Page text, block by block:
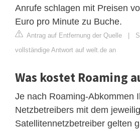
Anrufe schlagen mit Preisen
Euro pro Minute zu Buche.
Antrag auf Entfernung der Quelle |
vollständige Antwort auf welt.de an
Was kostet Roaming
Je nach Roaming-Abkommen
Netzbetreibers mit dem
Satellitennetzbetreiber gelten